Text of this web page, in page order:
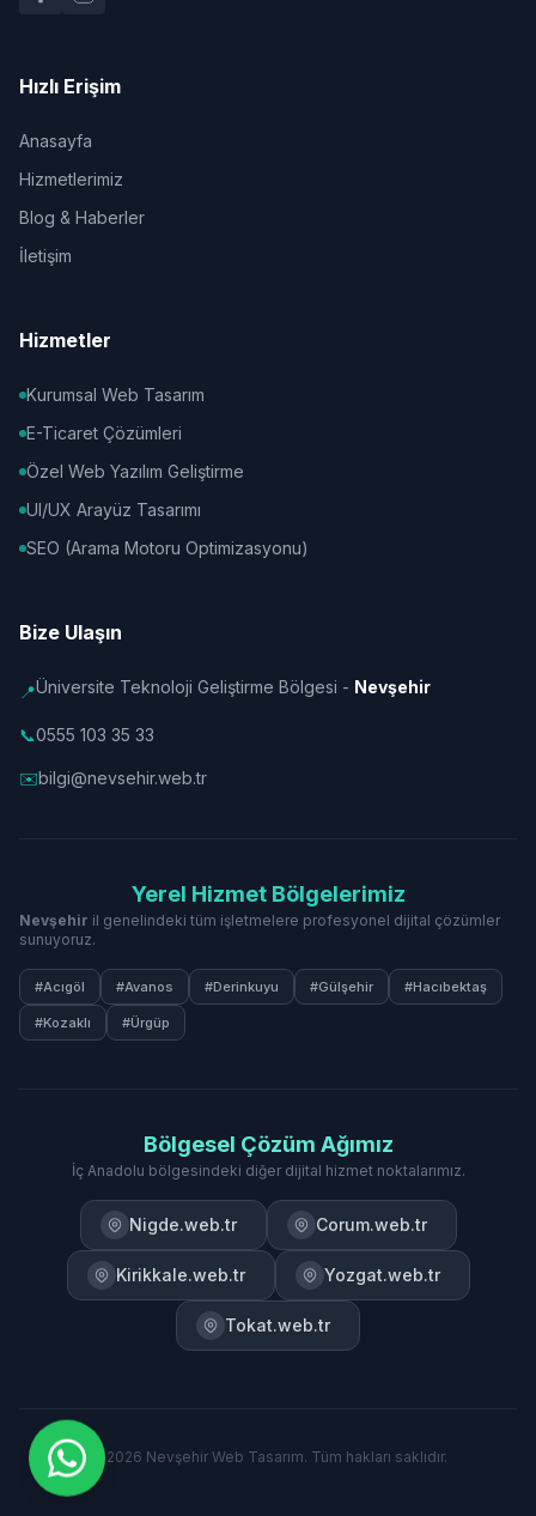
Hızlı Erişim
Anasayfa
Hizmetlerimiz
Blog & Haberler
İletişim
Hizmetler
Kurumsal Web Tasarım
E-Ticaret Çözümleri
Özel Web Yazılım Geliştirme
UI/UX Arayüz Tasarımı
SEO (Arama Motoru Optimizasyonu)
Bize Ulaşın
📍Üniversite Teknoloji Geliştirme Bölgesi - Nevşehir
📞0555 103 35 33
✉️bilgi@nevsehir.web.tr
Yerel Hizmet Bölgelerimiz
Nevşehir il genelindeki tüm işletmelere profesyonel dijital çözümler
sunuyoruz.
#Acıgöl #Avanos #Derinkuyu #Gülşehir #Hacıbektaş
#Kozaklı #Ürgüp
Bölgesel Çözüm Ağımız
İç Anadolu bölgesindeki diğer dijital hizmet noktalarımız.
Nigde.web.tr Corum.web.tr
Kirikkale.web.tr Yozgat.web.tr
Tokat.web.tr
© 2026 Nevşehir Web Tasarım. Tüm hakları saklıdır.